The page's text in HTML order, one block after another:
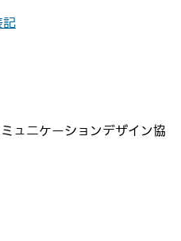
記
ュニケーションデザイン協